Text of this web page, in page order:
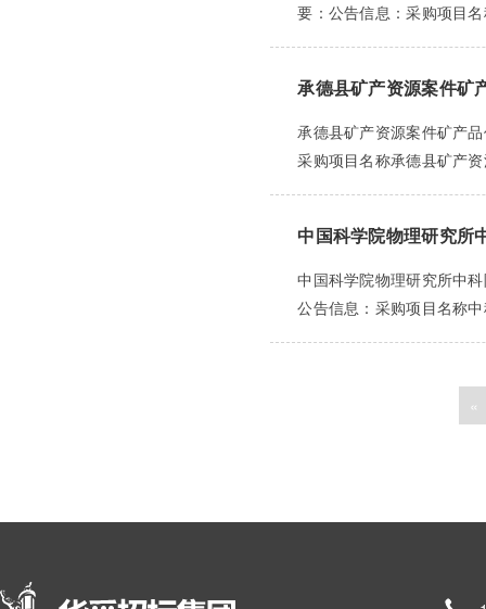
要：公告信息：采购项目
承德县矿产资源案件矿
承德县矿产资源案件矿产
采购项目名称承德县矿产
中国科学院物理研究所
中国科学院物理研究所中
公告信息：采购项目名称
«